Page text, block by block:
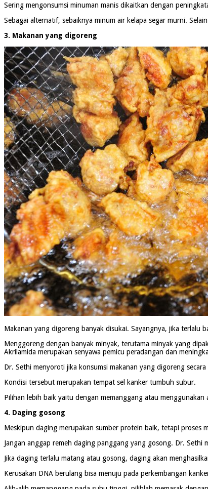
Sering mengonsumsi minuman manis dikaitkan dengan
Sebagai alternatif, sebaiknya minum air kelapa segar murni.
3. Makanan yang digoreng
Makanan yang digoreng banyak disukai. Sayangnya, jika terlalu
Menggoreng dengan banyak minyak, terutama minyak yang
Akrilamida merupakan senyawa pemicu peradangan dan
Dr. Sethi menyoroti jika konsumsi makanan yang digoreng
Kondisi tersebut merupakan tempat sel kanker tumbuh subur.
Pilihan lebih baik yaitu dengan memanggang atau
4. Daging gosong
Meskipun daging merupakan sumber protein baik, tetapi proses
Jangan anggap remeh daging panggang yang gosong. Dr. Sethi
Jika daging terlalu matang atau gosong, daging akan
Kerusakan DNA berulang bisa menuju pada perkembangan